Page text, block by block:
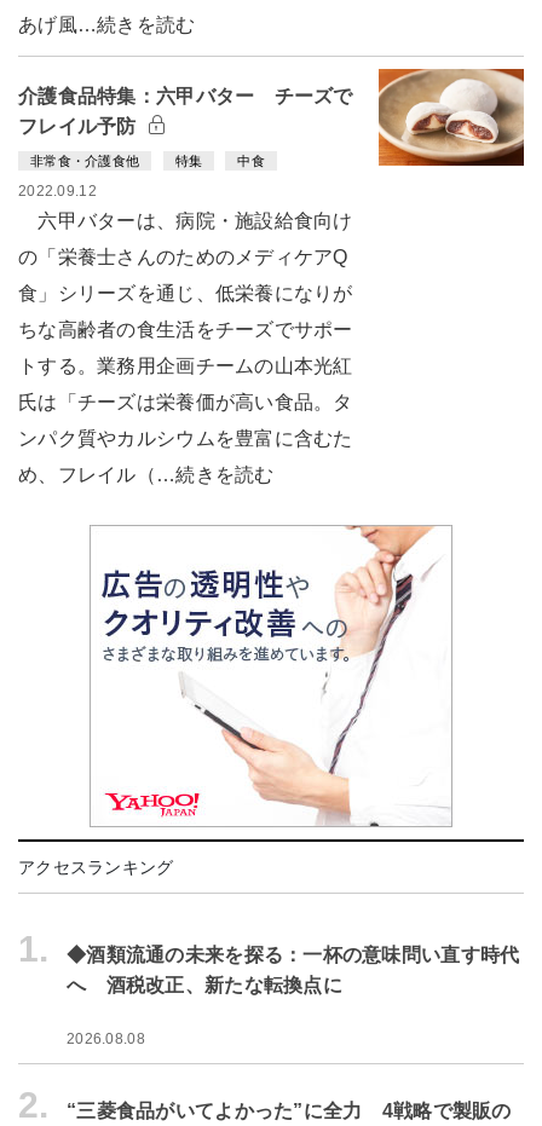
あげ風…続きを読む
介護食品特集：六甲バター チーズで
フレイル予防
非常食・介護食他 特集 中食
2022.09.12
六甲バターは、病院・施設給食向け
の「栄養士さんのためのメディケアQ
食」シリーズを通じ、低栄養になりが
ちな高齢者の食生活をチーズでサポー
トする。業務用企画チームの山本光紅
氏は「チーズは栄養価が高い食品。タ
ンパク質やカルシウムを豊富に含むた
め、フレイル（…続きを読む
アクセスランキング
1.
◆酒類流通の未来を探る：一杯の意味問い直す時代
へ 酒税改正、新たな転換点に
2026.08.08
2.
“三菱食品がいてよかった”に全力 4戦略で製販の